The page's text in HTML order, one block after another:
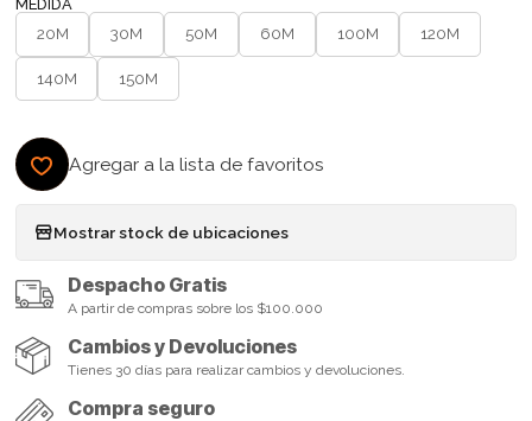
MEDIDA
20M 30M 50M 60M 100M 120M
140M 150M
Agregar a la lista de favoritos
Mostrar stock de ubicaciones
Despacho Gratis
A partir de compras sobre los $100.000
Cambios y Devoluciones
Tienes 30 días para realizar cambios y devoluciones.
Compra seguro